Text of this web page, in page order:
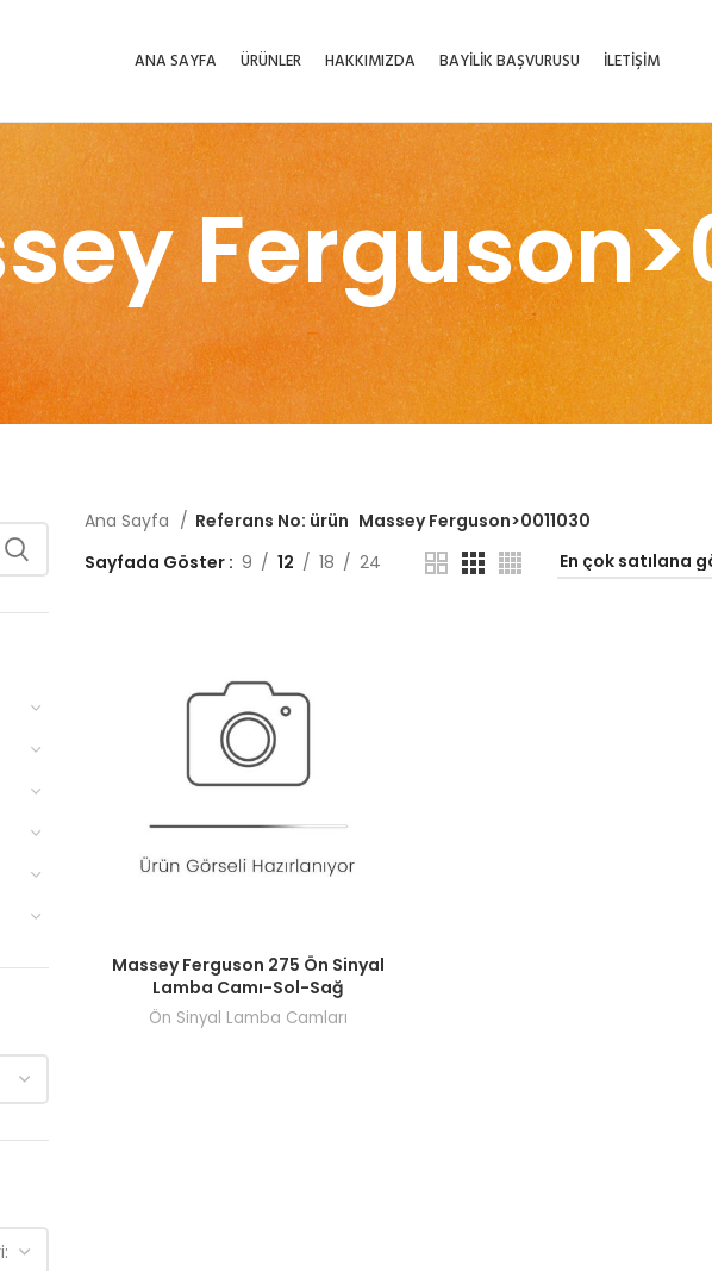
ANA SAYFA ÜRÜNLER HAKKIMIZDA BAYİLİK BAŞVURUSU İLETİŞİM
Ana Sayfa Referans No: ürün Massey Ferguson>0011030
Sayfada Göster
9 12 18 24
Fiyatları görmek için bayi girişi yapın.
Massey Ferguson 275 Ön Sinyal
Lamba Camı-Sol-Sağ
Ön Sinyal Lamba Camları